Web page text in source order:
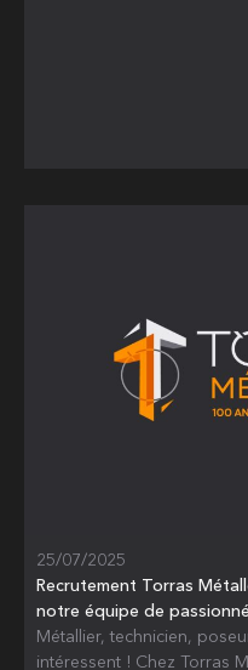
25/07/2025
Recrutement Torras
notre équipe de
Métallier, technicien,
intéressent ! Chez Torras